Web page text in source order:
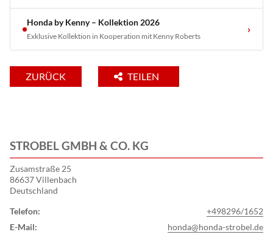
Honda by Kenny – Kollektion 2026
Exklusive Kollektion in Kooperation mit Kenny Roberts
›
ZURÜCK TEILEN
STROBEL GMBH & CO. KG
Zusamstraße 25
86637 Villenbach
Deutschland
Telefon:
+498296/1652
E-Mail:
honda@honda-strobel.de